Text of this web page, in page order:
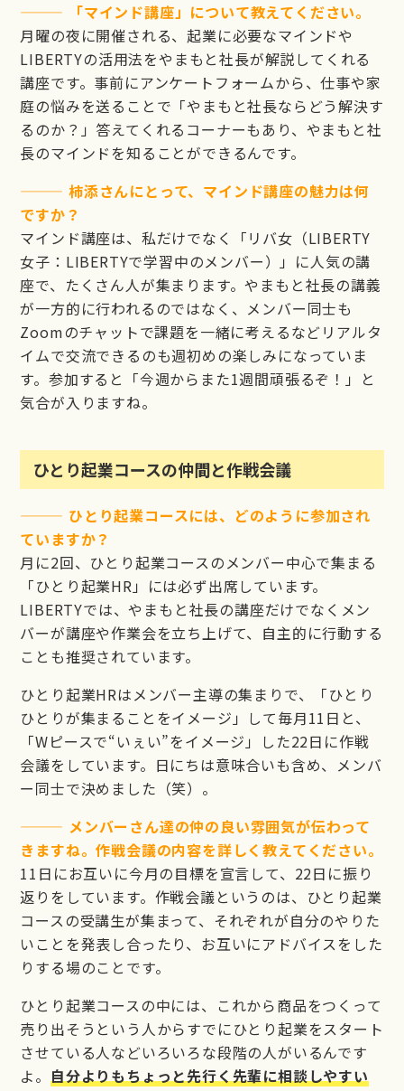
——— 「マインド講座」について教えてください。
月曜の夜に開催される、起業に必要なマインドや
LIBERTYの活用法をやまもと社長が解説してくれる
講座です。事前にアンケートフォームから、仕事や家
庭の悩みを送ることで「やまもと社長ならどう解決す
るのか？」答えてくれるコーナーもあり、やまもと社
長のマインドを知ることができるんです。
——— 柿添さんにとって、マインド講座の魅力は何
ですか？
マインド講座は、私だけでなく「リバ女（LIBERTY
女子：LIBERTYで学習中のメンバー）」に人気の講
座で、たくさん人が集まります。やまもと社長の講義
が一方的に行われるのではなく、メンバー同士も
Zoomのチャットで課題を一緒に考えるなどリアルタ
イムで交流できるのも週初めの楽しみになっていま
す。参加すると「今週からまた1週間頑張るぞ！」と
気合が入りますね。
ひとり起業コースの仲間と作戦会議
——— ひとり起業コースには、どのように参加され
ていますか？
月に2回、ひとり起業コースのメンバー中心で集まる
「ひとり起業HR」には必ず出席しています。
LIBERTYでは、やまもと社長の講座だけでなくメン
バーが講座や作業会を立ち上げて、自主的に行動する
ことも推奨されています。
ひとり起業HRはメンバー主導の集まりで、「ひとり
ひとりが集まることをイメージ」して毎月11日と、
「Wピースで“いぇい”をイメージ」した22日に作戦
会議をしています。日にちは意味合いも含め、メンバ
ー同士で決めました（笑）。
——— メンバーさん達の仲の良い雰囲気が伝わって
きますね。作戦会議の内容を詳しく教えてください。
11日にお互いに今月の目標を宣言して、22日に振り
返りをしています。作戦会議というのは、ひとり起業
コースの受講生が集まって、それぞれが自分のやりた
いことを発表し合ったり、お互いにアドバイスをした
りする場のことです。
ひとり起業コースの中には、これから商品をつくって
売り出そうという人からすでにひとり起業をスタート
させている人などいろいろな段階の人がいるんです
よ。自分よりもちょっと先行く先輩に相談しやすい